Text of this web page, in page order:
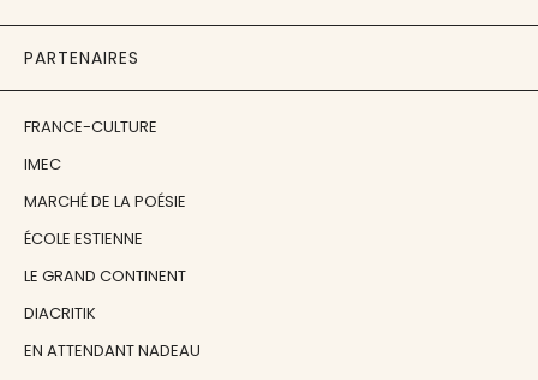
PARTENAIRES
FRANCE-CULTURE
IMEC
MARCHÉ DE LA POÉSIE
ÉCOLE ESTIENNE
LE GRAND CONTINENT
DIACRITIK
EN ATTENDANT NADEAU